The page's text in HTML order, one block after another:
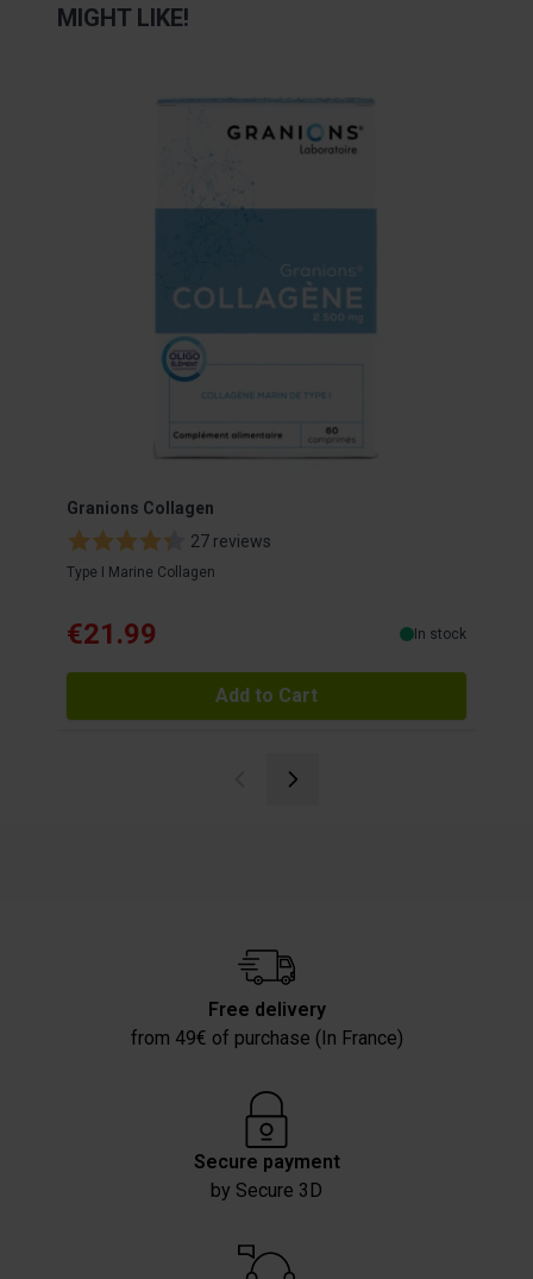
MIGHT LIKE!
Granions Collagen
27 reviews
Type I Marine Collagen
€21.99 In stock
Add to Cart
Free delivery
from 49€ of purchase (In France)
Secure payment
by Secure 3D